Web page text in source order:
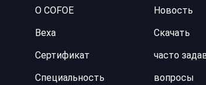
О COFOE
Веха
Сертификат
Специальность
Новость
Скачать
часто
вопросы